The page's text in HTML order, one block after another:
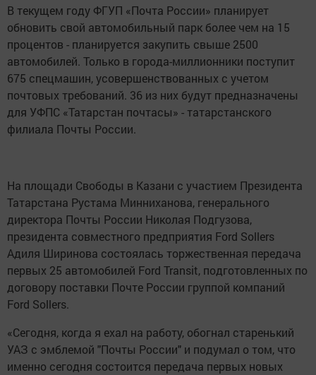
В текущем году ФГУП «Почта России» планирует
обновить свой автомобильный парк более чем на 15
процентов - планируется закупить свыше 2500
автомобилей. Только в города-миллионники поступит
675 спецмашин, усовершенствованных с учетом
почтовых требований. 36 из них будут предназначены
для УФПС «Татарстан почтасы» - татарстанского
филиала Почты России.
На площади Свободы в Казани с участием Президента
Татарстана Рустама Минниханова, генерального
директора Почты России Николая Подгузова,
президента совместного предприятия Ford Sollers
Адиля Ширинова состоялась торжественная передача
первых 25 автомобилей Ford Transit, подготовленных по
договору поставки Почте России группой компаний
Ford Sollers.
«Сегодня, когда я ехал на работу, обогнал старенький
УАЗ с эмблемой "Почты России" и подумал о том, что
именно сегодня состоится передача первых новых